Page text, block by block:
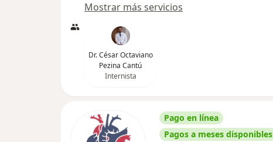
Mostrar más servicios
Dr. César Octaviano
Pezina Cantú
Internista
Pago en línea
Pagos a meses disponibles